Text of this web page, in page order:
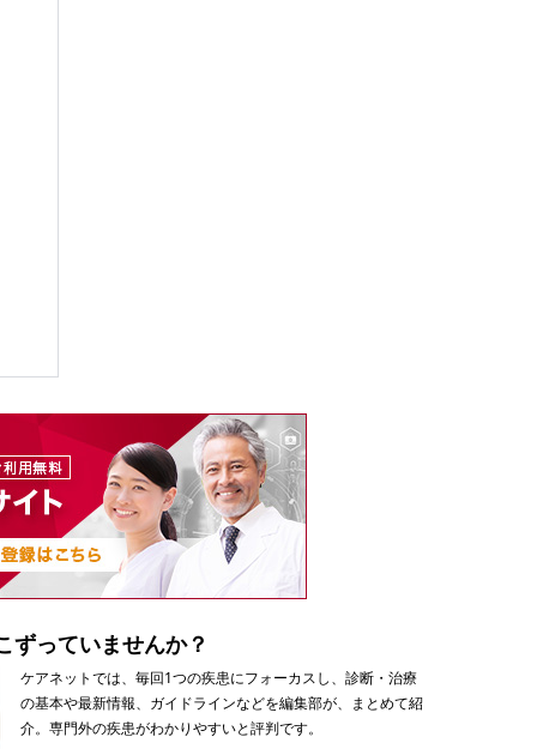
ずっていませんか？
ケアネットでは、毎回1つの疾患にフォーカスし、診断・治療
の基本や最新情報、ガイドラインなどを編集部が、まとめて紹
介。専門外の疾患がわかりやすいと評判です。